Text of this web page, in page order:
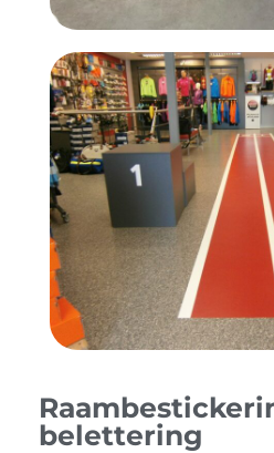
belettering